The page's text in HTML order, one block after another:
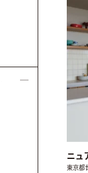
ニュ
東京都